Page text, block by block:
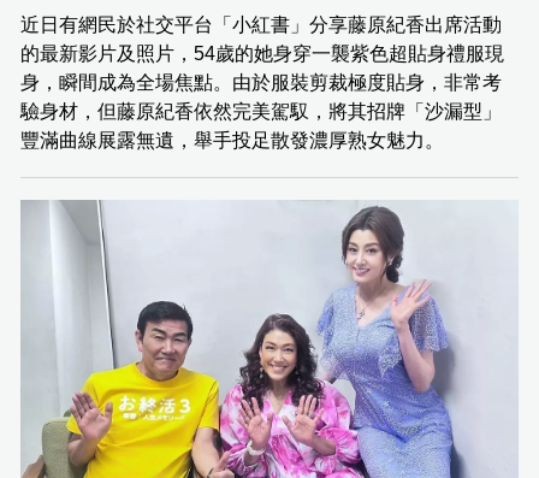
近日有網民於社交平台「小紅書」分享藤原紀香出席活動
的最新影片及照片，54歲的她身穿一襲紫色超貼身禮服現
身，瞬間成為全場焦點。由於服裝剪裁極度貼身，非常考
驗身材，但藤原紀香依然完美駕馭，將其招牌「沙漏型」
豐滿曲線展露無遺，舉手投足散發濃厚熟女魅力。